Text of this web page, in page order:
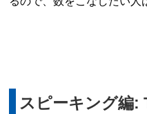
スピーキング編: